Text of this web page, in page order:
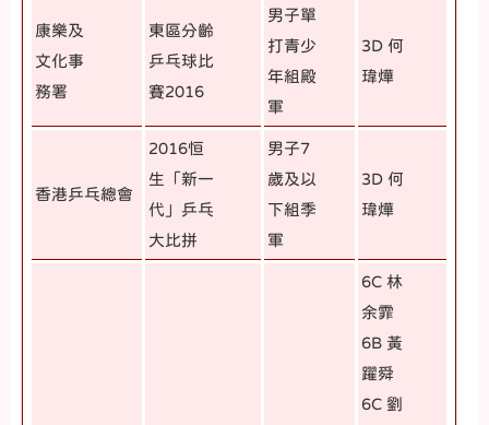
康樂及
文化事
務署
東區分齡
乒乓球比
賽2016
男子單
打青少
年組殿
軍
3D 何
瑋燁
香港乒乓總會
2016恒
生「新一
代」乒乓
大比拼
男子7
歲及以
下組季
軍
3D 何
瑋燁
6C 林
余霏
6B 黃
躍舜
6C 劉